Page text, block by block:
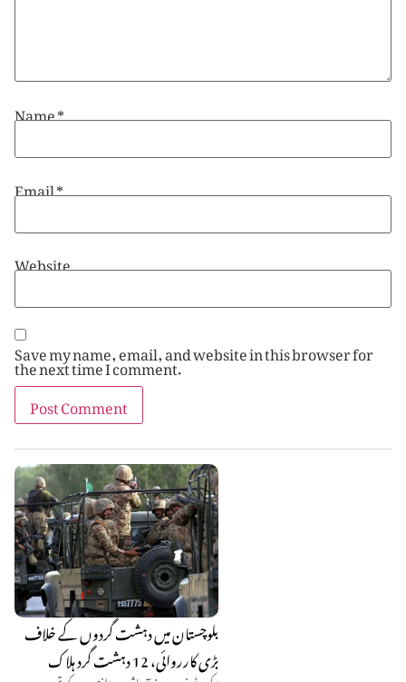
بلوچستان میں دہشت گردوں کے خلاف
بڑی کارروائی، 12 دہشت گرد ہلاک
Name*
Email*
Website
Save my name, email, and website in this browser for
the next time I comment.